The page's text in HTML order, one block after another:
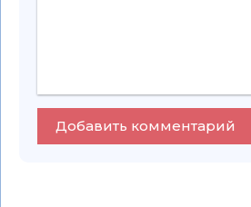
Добавить комментарий